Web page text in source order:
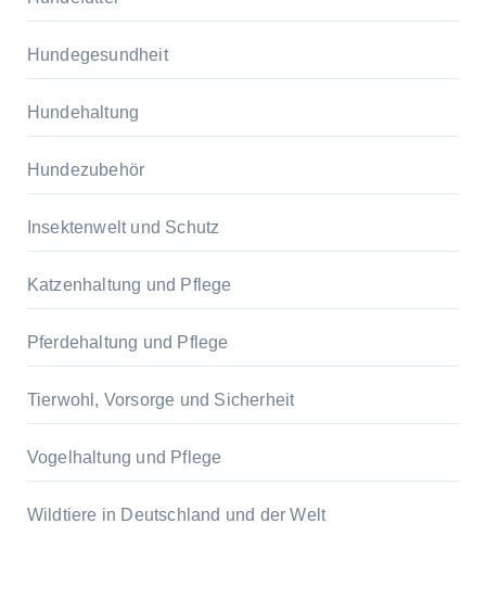
Hundegesundheit
Hundehaltung
Hundezubehör
Insektenwelt und Schutz
Katzenhaltung und Pflege
Pferdehaltung und Pflege
Tierwohl, Vorsorge und Sicherheit
Vogelhaltung und Pflege
Wildtiere in Deutschland und der Welt